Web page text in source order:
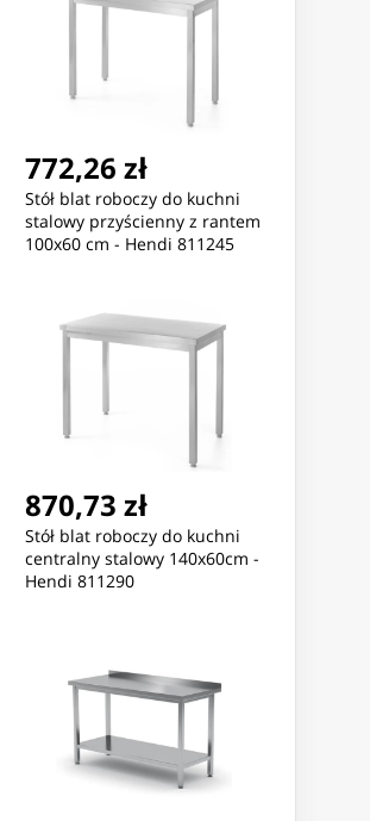
772,26 zł
Stół blat roboczy do kuchni
stalowy przyścienny z rantem
100x60 cm - Hendi 811245
870,73 zł
Stół blat roboczy do kuchni
centralny stalowy 140x60cm -
Hendi 811290